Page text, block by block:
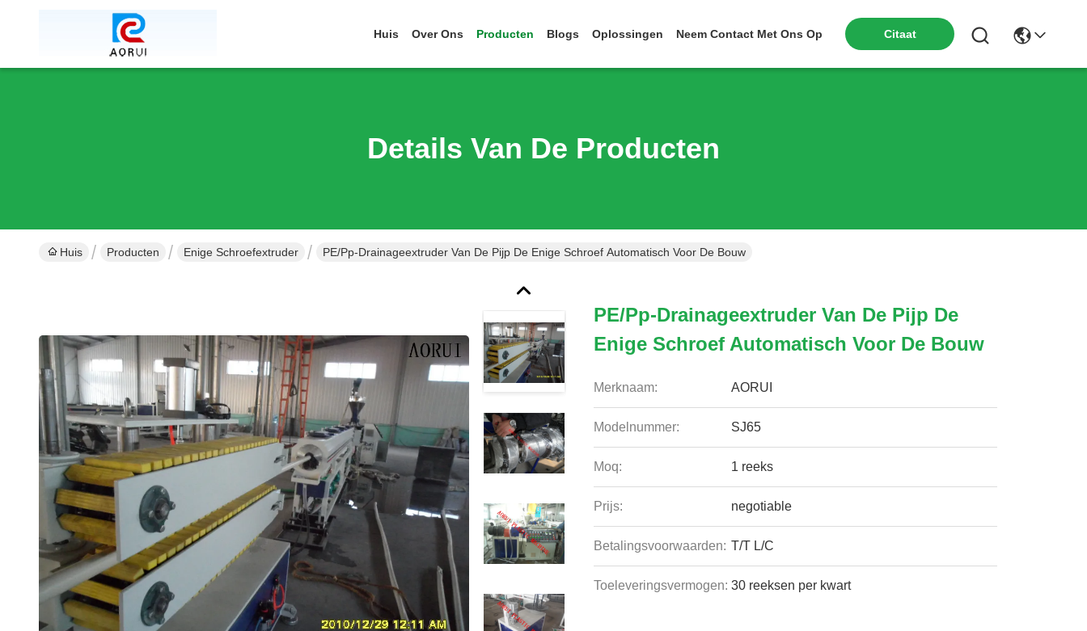
Huis Over Ons Producten Blogs Oplossingen Neem Contact Met Ons Op Citaat
Details Van De Producten
Huis Producten Enige Schroefextruder PE/pp-Drainageextruder Van De Pijp De Enige Schroef Automatisch Voor De Bouw
PE/pp-Drainageextruder Van De Pijp De
Enige Schroef Automatisch Voor De Bouw
Merknaam: AORUI
Modelnummer: SJ65
Moq: 1 reeks
Prijs: negotiable
Betalingsvoorwaarden: T/T L/C
Toeleveringsvermogen: 30 reeksen per kwart